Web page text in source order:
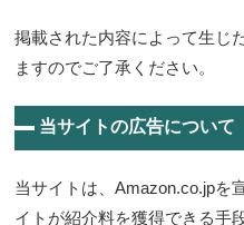
掲載された内容によって生じ
ますのでご了承ください。
当サイトの広告について
当サイトは、Amazon.co.jpを
イトが紹介料を獲得できる手